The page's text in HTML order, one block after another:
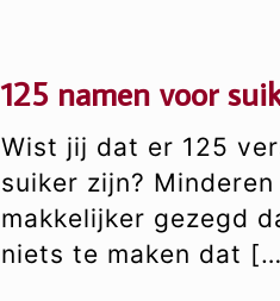
125 namen voor
Wist jij dat er 125
suiker zijn?
makkelijker gezegd
niets te maken dat